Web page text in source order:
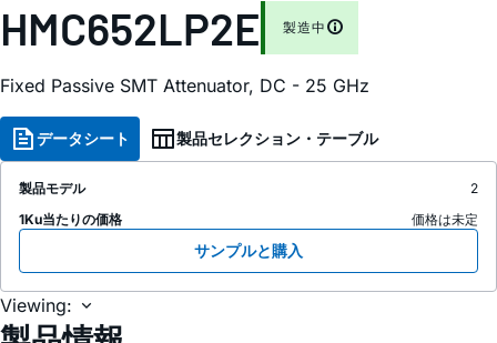
HMC652LP2E 製造中
Fixed Passive SMT Attenuator, DC - 25 GHz
データシート 製品セレクション・テーブル
製品モデル
2
1Ku当たりの価格
価格は未定
サンプルと購入
Viewing: